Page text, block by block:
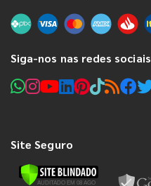
Siga-nos nas redes sociais
Site Seguro